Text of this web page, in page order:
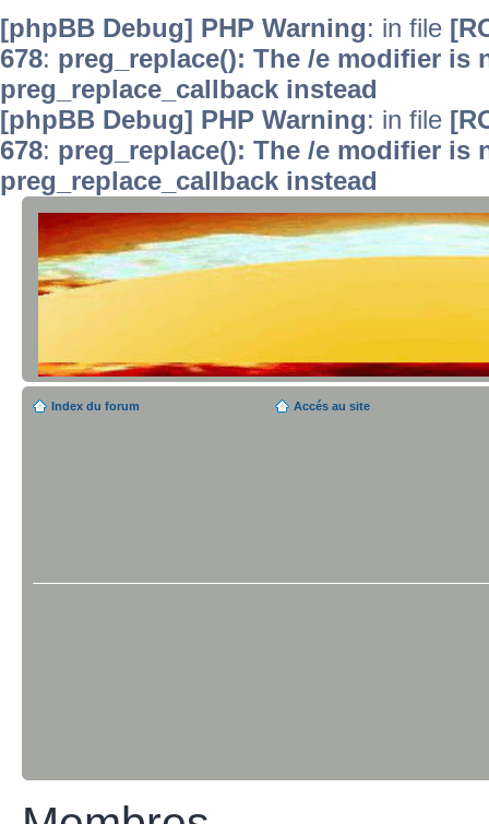
[phpBB Debug] PHP Warning: in file
678: preg_replace(): The /e modifier is
preg_replace_callback instead
[phpBB Debug] PHP Warning: in file
678: preg_replace(): The /e modifier is
preg_replace_callback instead
Index du forum Accés au site